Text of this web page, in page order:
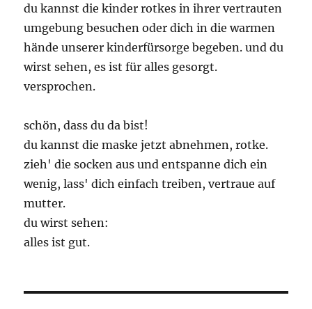
du kannst die kinder rotkes in ihrer vertrauten
umgebung besuchen oder dich in die warmen
hände unserer kinderfürsorge begeben. und du
wirst sehen, es ist für alles gesorgt.
versprochen.
schön, dass du da bist!
du kannst die maske jetzt abnehmen, rotke.
zieh' die socken aus und entspanne dich ein
wenig, lass' dich einfach treiben, vertraue auf
mutter.
du wirst sehen:
alles ist gut.